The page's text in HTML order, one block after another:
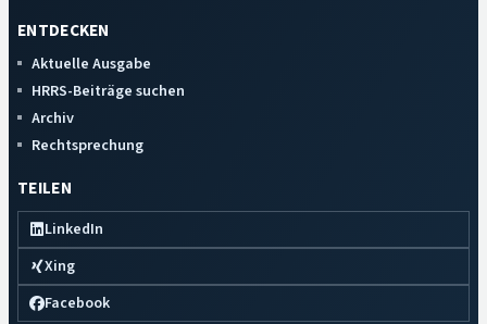
ENTDECKEN
Aktuelle Ausgabe
HRRS-Beiträge suchen
Archiv
Rechtsprechung
TEILEN
LinkedIn
Xing
Facebook